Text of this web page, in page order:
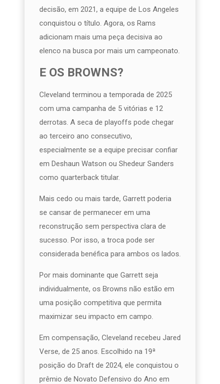
decisão, em 2021, a equipe de Los Angeles
conquistou o título. Agora, os Rams
adicionam mais uma peça decisiva ao
elenco na busca por mais um campeonato.
E OS BROWNS?
Cleveland terminou a temporada de 2025
com uma campanha de 5 vitórias e 12
derrotas. A seca de playoffs pode chegar
ao terceiro ano consecutivo,
especialmente se a equipe precisar confiar
em Deshaun Watson ou Shedeur Sanders
como quarterback titular.
Mais cedo ou mais tarde, Garrett poderia
se cansar de permanecer em uma
reconstrução sem perspectiva clara de
sucesso. Por isso, a troca pode ser
considerada benéfica para ambos os lados.
Por mais dominante que Garrett seja
individualmente, os Browns não estão em
uma posição competitiva que permita
maximizar seu impacto em campo.
Em compensação, Cleveland recebeu Jared
Verse, de 25 anos. Escolhido na 19ª
posição do Draft de 2024, ele conquistou o
prêmio de Novato Defensivo do Ano em